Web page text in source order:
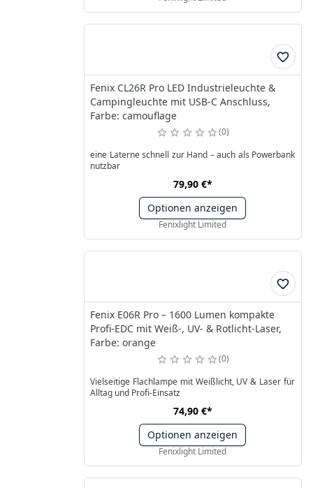
Fenix CL26R Pro LED Industrieleuchte &
Campingleuchte mit USB-C Anschluss,
Farbe: camouflage
0
eine Laterne schnell zur Hand – auch als Powerbank
nutzbar
79,90 €*
Optionen anzeigen
Fenixlight Limited
Fenix E06R Pro – 1600 Lumen kompakte
Profi-EDC mit Weiß-, UV- & Rotlicht-Laser,
Farbe: orange
0
Vielseitige Flachlampe mit Weißlicht, UV & Laser für
Alltag und Profi-Einsatz
74,90 €*
Optionen anzeigen
Fenixlight Limited